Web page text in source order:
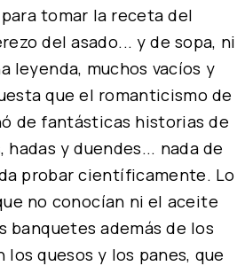
tomar la receta del
del asado... y de sopa, ni
leyenda, muchos vacíos y
que el romanticismo de
de fantásticas historias de
hadas y duendes... nada de
probar científicamente. Lo
no conocían ni el aceite
banquetes además de los
los quesos y los panes, que